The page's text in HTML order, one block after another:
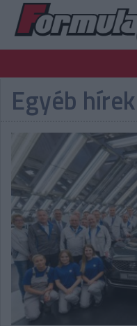
F1
FORMULA
RETRO
PODCAST
LIVE
DIGITÁLIS MAGAZIN
VERSENYNAPTÁRAK
Egyéb hírek